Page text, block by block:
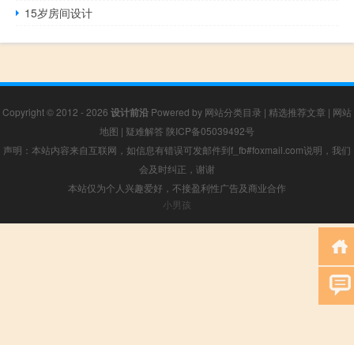
15岁房间设计
Copyright © 2012 - 2026 设计前沿 Powered by 网站分类目录 | 精选推荐文章 | 网站
地图 | 疑难解答 陕ICP备05039492号
声明：本站内容来自互联网，如信息有错误可发邮件到f_fb#foxmail.com说明，我们
会及时纠正，谢谢
本站仅为个人兴趣爱好，不接盈利性广告及商业合作
小男孩